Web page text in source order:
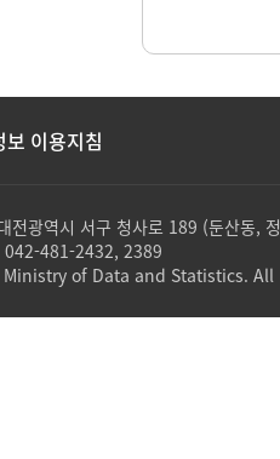
보 이용지침
전광역시 서구 청사로 189 (둔산동,
042-481-2432, 2389
of Data and Statistics.